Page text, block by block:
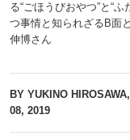
る“ごほうびおやつ”と“
つ事情と知られざるB面
伸博さん
BY YUKINO
08, 2019